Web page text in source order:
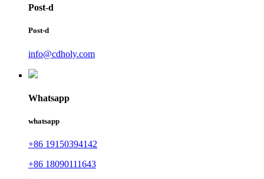
Post-d
Post-d
info@cdholy.com
Whatsapp
whatsapp
+86 19150394142
+86 18090111643